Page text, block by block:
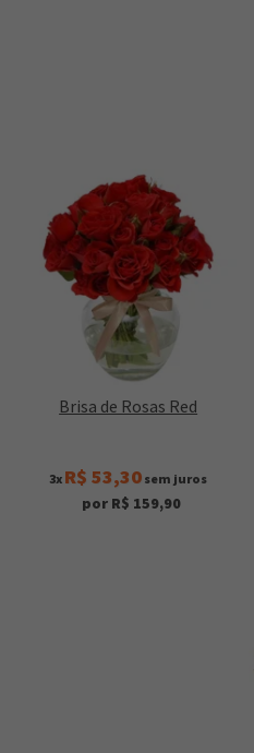
Brisa de Rosas Red
3x R$ 53,30 sem juros
por R$ 159,90